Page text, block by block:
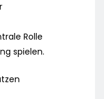
Rolle
spielen.